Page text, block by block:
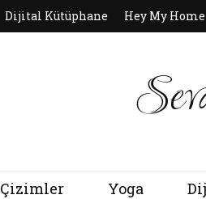
Dijital Kütüphane Hey My Home
Çizimler Yoga